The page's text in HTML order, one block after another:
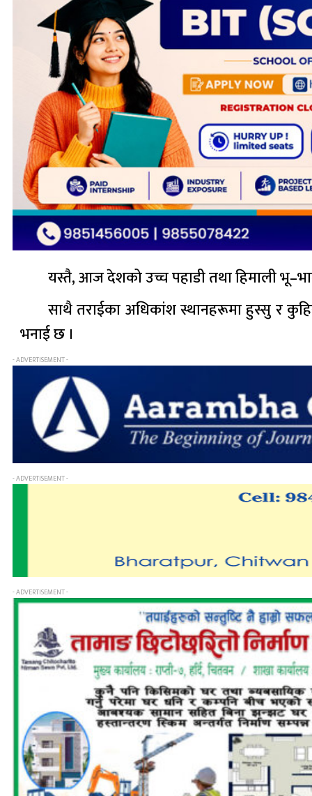
यस्तै, आज देशको उच्च पहाडी तथा हिमाली
साथै तराईका अधिकांश स्थानहरूमा हुस्सु र
भनाई छ ।
- ADVERTISEMENT -
- ADVERTISEMENT -
- ADVERTISEMENT -